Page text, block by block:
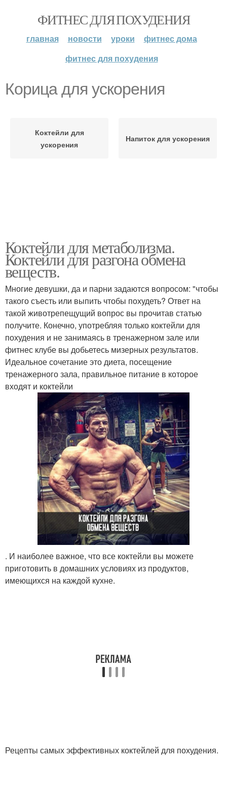
ФИТНЕС ДЛЯ ПОХУДЕНИЯ
главная новости уроки
фитнес дома
фитнес для похудения
Корица для ускорения
Коктейли для
ускорения
Напиток для ускорения
Коктейли для метаболизма.
Коктейли для разгона обмена
веществ.
Многие девушки, да и парни задаются вопросом: "чтобы
такого съесть или выпить чтобы похудеть? Ответ на
такой животрепещущий вопрос вы прочитав статью
получите. Конечно, употребляя только коктейли для
похудения и не занимаясь в тренажерном зале или
фитнес клубе вы добьетесь мизерных результатов.
Идеальное сочетание это диета, посещение
тренажерного зала, правильное питание в которое
входят и коктейли
. И наиболее важное, что все коктейли вы можете
приготовить в домашних условиях из продуктов,
имеющихся на каждой кухне.
Рецепты самых эффективных коктейлей для похудения.